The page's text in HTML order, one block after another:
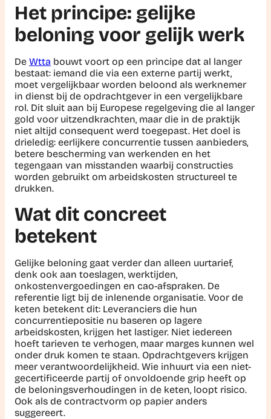
Het principe: gelijke
beloning voor gelijk werk
De Wtta bouwt voort op een principe dat al langer
bestaat: iemand die via een externe partij werkt,
moet vergelijkbaar worden beloond als werknemer
in dienst bij de opdrachtgever in een vergelijkbare
rol. Dit sluit aan bij Europese regelgeving die al langer
gold voor uitzendkrachten, maar die in de praktijk
niet altijd consequent werd toegepast. Het doel is
drieledig: eerlijkere concurrentie tussen aanbieders,
betere bescherming van werkenden en het
tegengaan van misstanden waarbij constructies
worden gebruikt om arbeidskosten structureel te
drukken.
Wat dit concreet
betekent
Gelijke beloning gaat verder dan alleen uurtarief,
denk ook aan toeslagen, werktijden,
onkostenvergoedingen en cao-afspraken. De
referentie ligt bij de inlenende organisatie. Voor de
keten betekent dit: Leveranciers die hun
concurrentiepositie nu baseren op lagere
arbeidskosten, krijgen het lastiger. Niet iedereen
hoeft tarieven te verhogen, maar marges kunnen wel
onder druk komen te staan. Opdrachtgevers krijgen
meer verantwoordelijkheid. Wie inhuurt via een niet-
gecertificeerde partij of onvoldoende grip heeft op
de beloningsverhoudingen in de keten, loopt risico.
Ook als de contractvorm op papier anders
suggereert.